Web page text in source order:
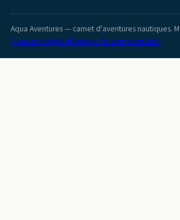
Aqua Aventures — carnet d'aventures nautiques.
Mentions légalesPolitique de confidentialité